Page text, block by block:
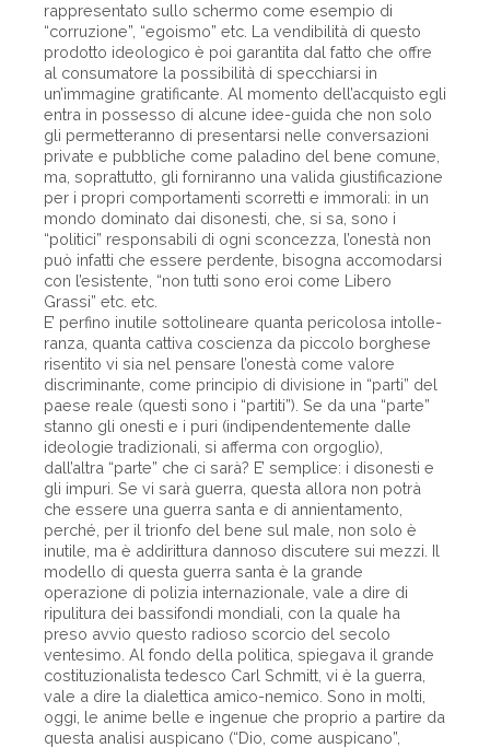
rappresentato sullo schermo come esempio di
“corruzione”, “egoismo” etc. La vendibilità di questo
prodotto ideolo­gico è poi garantita dal fatto che offre
al consumatore la possibilità di specchiarsi in
un’immagine gratificante. Al momento dell’acquisto egli
entra in possesso di alcune idee-guida che non solo
gli permetteranno di presentarsi nelle conversazioni
private e pubbliche come paladino del bene comune,
ma, soprattutto, gli forniranno una valida giustifi­cazione
per i propri comportamenti scorretti e immorali: in un
mondo dominato dai disonesti, che, si sa, sono i
“politici” responsabili di ogni sconcezza, l’onestà non
può infatti che essere perdente, bisogna accomodarsi
con l’esistente, “non tutti sono eroi come Libero
Grassi” etc. etc.
E’ perfino inutile sottolineare quanta pericolosa intolle­
ranza, quanta cattiva coscienza da piccolo borghese
risentito vi sia nel pensare l’onestà come valore
discriminante, come principio di divisione in “parti” del
paese reale (questi sono i “partiti”). Se da una “parte”
stanno gli onesti e i puri (indipendentemente dalle
ideologie tradizionali, si afferma con orgoglio),
dall’altra “parte” che ci sarà? E’ sem­plice: i disonesti e
gli impuri. Se vi sarà guerra, questa allora non potrà
che essere una guerra santa e di annienta­mento,
perché, per il trionfo del bene sul male, non solo è
inutile, ma è addirittura dannoso discutere sui mezzi. Il
modello di questa guerra santa è la grande
operazione di polizia internazionale, vale a dire di
ripulitura dei bassifondi mondiali, con la quale ha
preso avvio questo radioso scorcio del secolo
ventesimo. Al fondo della politica, spiegava il grande
costituzionalista tedesco Carl Schmitt, vi è la guerra,
vale a dire la dialettica amico-nemico. Sono in molti,
oggi, le anime belle e ingenue che proprio a partire da
questa analisi auspicano (“Dio, come auspicano”,